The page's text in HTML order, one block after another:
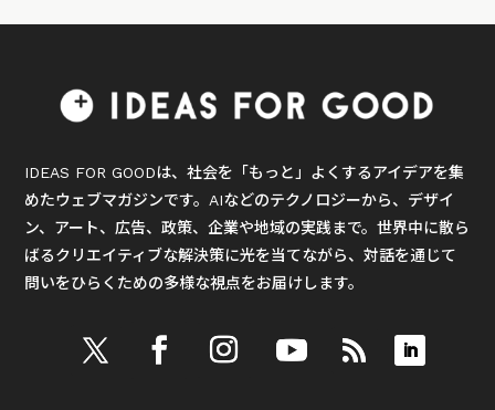
IDEAS FOR GOODは、社会を「もっと」よくするアイデアを集
めたウェブマガジンです。AIなどのテクノロジーから、デザイ
ン、アート、広告、政策、企業や地域の実践まで。世界中に散ら
ばるクリエイティブな解決策に光を当てながら、対話を通じて
問いをひらくための多様な視点をお届けします。